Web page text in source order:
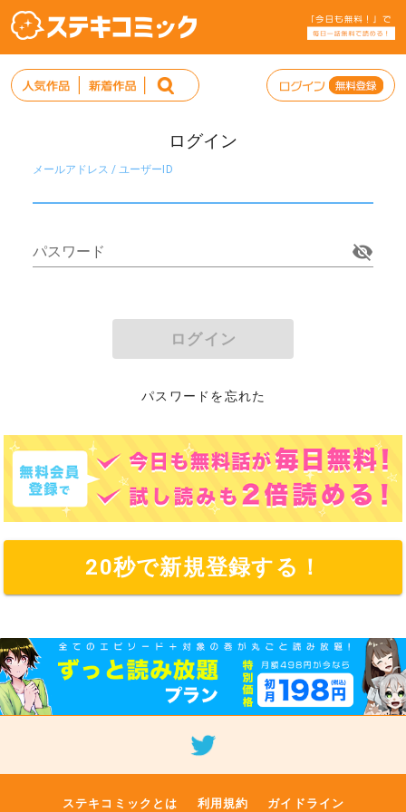
ログイン
メールアドレス / ユーザーID
パスワード
ログイン
パスワードを忘れた
20秒で新規登録する！
ステキコミックとは 利用規約 ガイドライン